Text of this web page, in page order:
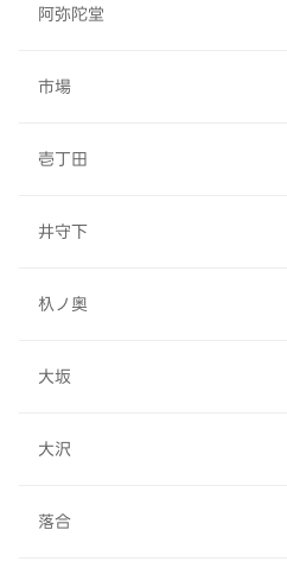
阿弥陀堂
市場
壱丁田
井守下
杁ノ奥
大坂
大沢
落合